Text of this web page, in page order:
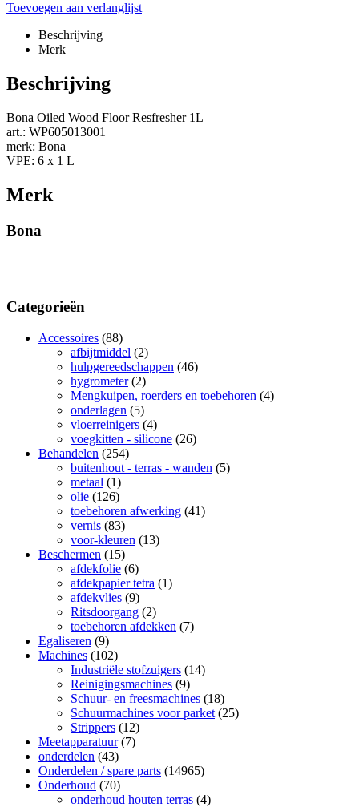
Toevoegen aan verlanglijst
Beschrijving
Merk
Beschrijving
Bona Oiled Wood Floor Resfresher 1L
art.: WP605013001
merk: Bona
VPE: 6 x 1 L
Merk
Bona
Categorieën
Accessoires (88)
afbijtmiddel (2)
hulpgereedschappen (46)
hygrometer (2)
Mengkuipen, roerders en toebehoren (4)
onderlagen (5)
vloerreinigers (4)
voegkitten - silicone (26)
Behandelen (254)
buitenhout - terras - wanden (5)
metaal (1)
olie (126)
toebehoren afwerking (41)
vernis (83)
voor-kleuren (13)
Beschermen (15)
afdekfolie (6)
afdekpapier tetra (1)
afdekvlies (9)
Ritsdoorgang (2)
toebehoren afdekken (7)
Egaliseren (9)
Machines (102)
Industriële stofzuigers (14)
Reinigingsmachines (9)
Schuur- en freesmachines (18)
Schuurmachines voor parket (25)
Strippers (12)
Meetapparatuur (7)
onderdelen (43)
Onderdelen / spare parts (14965)
Onderhoud (70)
onderhoud houten terras (4)